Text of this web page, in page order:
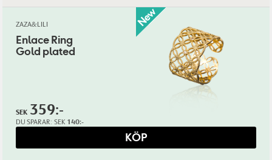
ZAZA&LILI
Enlace Ring
Gold plated
SEK 359:-
DU SPARAR: SEK 140:-
KÖP